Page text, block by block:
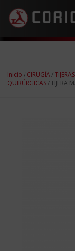
Inicio / CIRUGÍA/TIJERAS
QUIRÚRGICAS/ TIJERA